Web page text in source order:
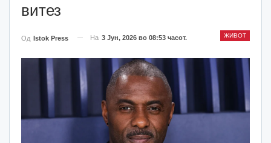
витез
ЖИВОТ
Од Istok Press На 3 Јун, 2026 во 08:53 часот.